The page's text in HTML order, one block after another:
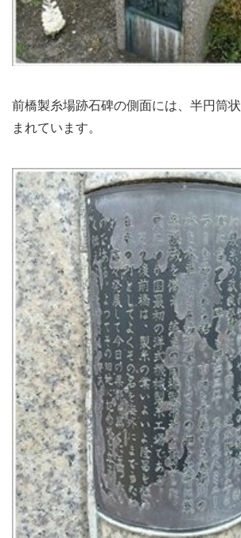
前橋製糸場跡石碑の側面には、半円筒
まれています。